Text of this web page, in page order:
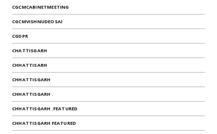
CGCMCABINETMEETING
CGCMVISHNUDEOSAI
CGDPR
CHATTISGARH
CHHATTISARH
CHHATTISGARH
CHHATTISGARH .
CHHATTISGARH .FEATURED
CHHATTISGARH FEATURED